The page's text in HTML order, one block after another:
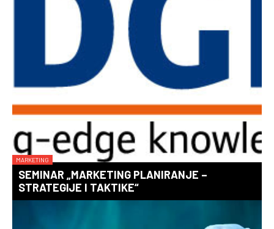
MARKETING
SEMINAR „MARKETING PLANIRANJE –
STRATEGIJE I TAKTIKE“